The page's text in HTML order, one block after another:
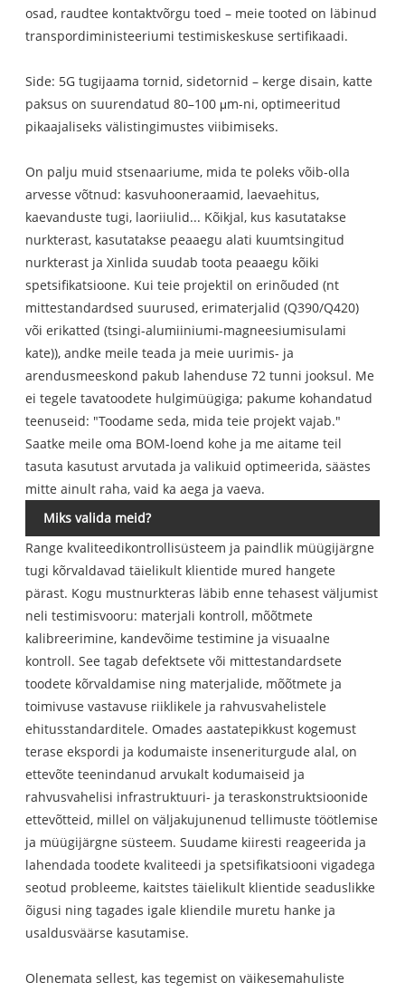
osad, raudtee kontaktvõrgu toed – meie tooted on läbinud
transpordiministeeriumi testimiskeskuse sertifikaadi.
Side: 5G tugijaama tornid, sidetornid – kerge disain, katte
paksus on suurendatud 80–100 μm-ni, optimeeritud
pikaajaliseks välistingimustes viibimiseks.
On palju muid stsenaariume, mida te poleks võib-olla
arvesse võtnud: kasvuhooneraamid, laevaehitus,
kaevanduste tugi, laoriiulid... Kõikjal, kus kasutatakse
nurkterast, kasutatakse peaaegu alati kuumtsingitud
nurkterast ja Xinlida suudab toota peaaegu kõiki
spetsifikatsioone. Kui teie projektil on erinõuded (nt
mittestandardsed suurused, erimaterjalid (Q390/Q420)
või erikatted (tsingi-alumiiniumi-magneesiumisulami
kate)), andke meile teada ja meie uurimis- ja
arendusmeeskond pakub lahenduse 72 tunni jooksul. Me
ei tegele tavatoodete hulgimüügiga; pakume kohandatud
teenuseid: "Toodame seda, mida teie projekt vajab."
Saatke meile oma BOM-loend kohe ja me aitame teil
tasuta kasutust arvutada ja valikuid optimeerida, säästes
mitte ainult raha, vaid ka aega ja vaeva.
Miks valida meid?
Range kvaliteedikontrollisüsteem ja paindlik müügijärgne
tugi kõrvaldavad täielikult klientide mured hangete
pärast. Kogu mustnurkteras läbib enne tehasest väljumist
neli testimisvooru: materjali kontroll, mõõtmete
kalibreerimine, kandevõime testimine ja visuaalne
kontroll. See tagab defektsete või mittestandardsete
toodete kõrvaldamise ning materjalide, mõõtmete ja
toimivuse vastavuse riiklikele ja rahvusvahelistele
ehitusstandarditele. Omades aastatepikkust kogemust
terase ekspordi ja kodumaiste inseneriturgude alal, on
ettevõte teenindanud arvukalt kodumaiseid ja
rahvusvahelisi infrastruktuuri- ja teraskonstruktsioonide
ettevõtteid, millel on väljakujunenud tellimuste töötlemise
ja müügijärgne süsteem. Suudame kiiresti reageerida ja
lahendada toodete kvaliteedi ja spetsifikatsiooni vigadega
seotud probleeme, kaitstes täielikult klientide seaduslikke
õigusi ning tagades igale kliendile muretu hanke ja
usaldusväärse kasutamise.
Olenemata sellest, kas tegemist on väikesemahuliste